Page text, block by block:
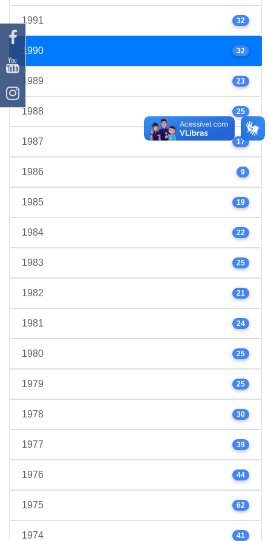
1991 32
1990 32
1989 23
1988 25
1987 17
1986 9
1985 19
1984 22
1983 25
1982 21
1981 24
1980 25
1979 25
1978 30
1977 39
1976 44
1975 62
1974 41